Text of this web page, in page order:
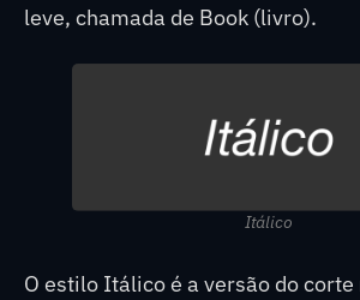
leve, chamada de Book (livro).
Itálico
O estilo Itálico é a versão do corte